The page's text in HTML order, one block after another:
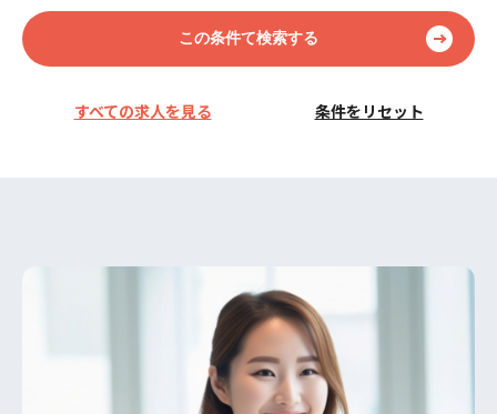
この条件て検索する
すべての求人を見る 条件をリセット